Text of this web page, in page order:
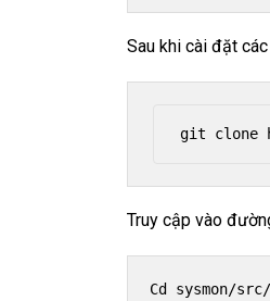
Sau khi cài đặt
git clone
Truy cập vào
Cd sysmon/src/